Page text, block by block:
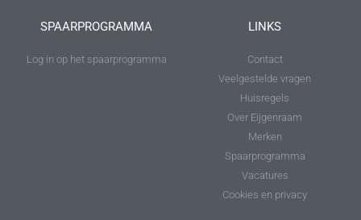
SPAARPROGRAMMA
Log in op het spaarprogramma
LINKS
Contact
Veelgestelde vragen
Huisregels
Over Eijgenraam
Merken
Spaarprogramma
Vacatures
Cookies en privacy